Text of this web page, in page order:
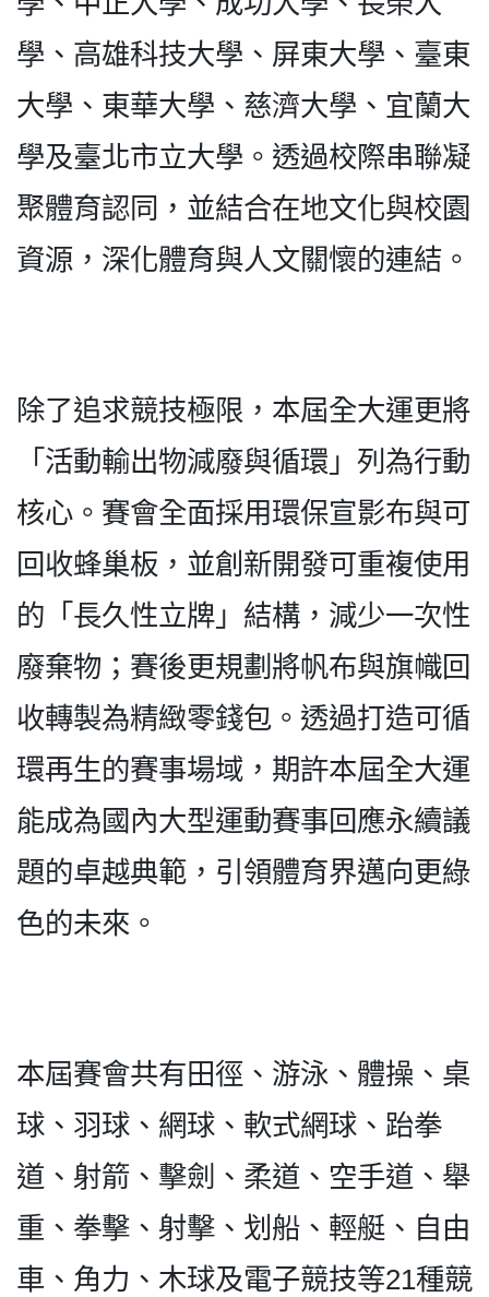
學、高雄科技大學、屏東大學、臺東
大學、東華大學、慈濟大學、宜蘭大
學及臺北市立大學。透過校際串聯凝
聚體育認同，並結合在地文化與校園
資源，深化體育與人文關懷的連結。
除了追求競技極限，本屆全大運更將
「活動輸出物減廢與循環」列為行動
核心。賽會全面採用環保宣影布與可
回收蜂巢板，並創新開發可重複使用
的「長久性立牌」結構，減少一次性
廢棄物；賽後更規劃將帆布與旗幟回
收轉製為精緻零錢包。透過打造可循
環再生的賽事場域，期許本屆全大運
能成為國內大型運動賽事回應永續議
題的卓越典範，引領體育界邁向更綠
色的未來。
本屆賽會共有田徑、游泳、體操、桌
球、羽球、網球、軟式網球、跆拳
道、射箭、擊劍、柔道、空手道、舉
重、拳擊、射擊、划船、輕艇、自由
車、角力、木球及電子競技等21種競